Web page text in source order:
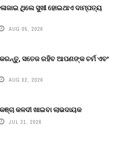
ଥିଲେ ସୁଖୀ ହୋଇଥାଏ ଦାମ୍ପତ୍ୟ
AUG 05, 2026
ସତେଜ ରହିବ ଆପଣଙ୍କ ଚର୍ମ ଏବଂ
AUG 02, 2026
କଳଦୀ ଖାଇବା ଲାଭଦାୟକ
JUL 31, 2026